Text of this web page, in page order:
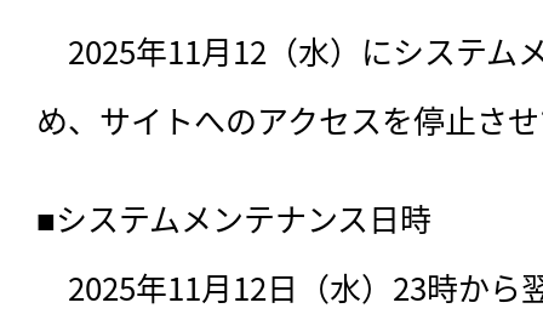
2025年11月12（水）にシステム
め、サイトへのアクセスを停止さ
■システムメンテナンス日時
2025年11月12日（水）23時から